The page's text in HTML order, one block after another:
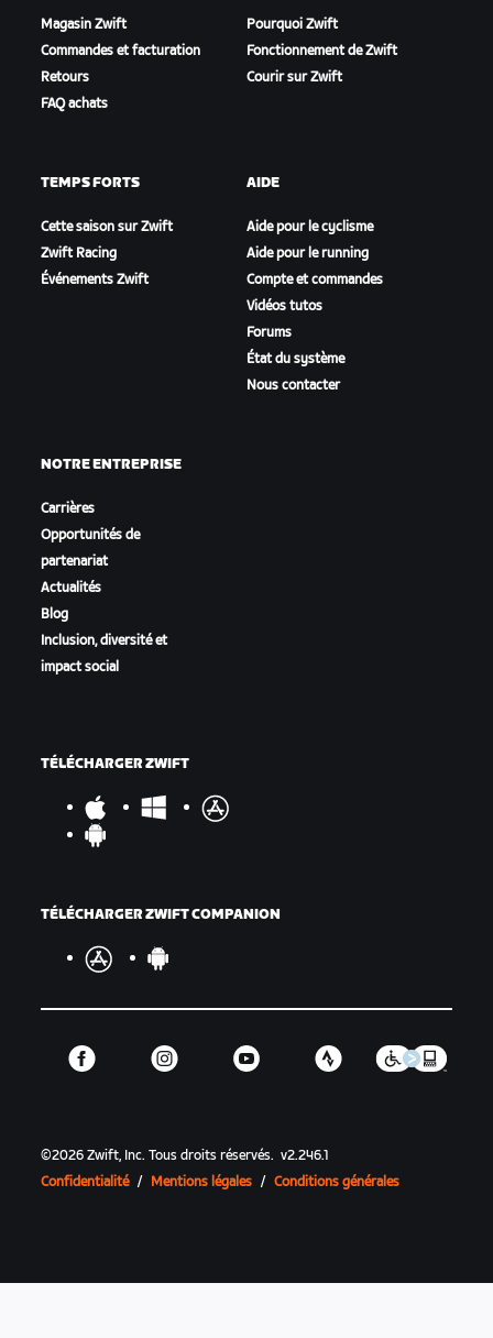
Magasin Zwift
Commandes et facturation
Retours
FAQ achats
Pourquoi Zwift
Fonctionnement de Zwift
Courir sur Zwift
TEMPS FORTS
Cette saison sur Zwift
Zwift Racing
Événements Zwift
AIDE
Aide pour le cyclisme
Aide pour le running
Compte et commandes
Vidéos tutos
Forums
État du système
Nous contacter
NOTRE ENTREPRISE
Carrières
Opportunités de
partenariat
Actualités
Blog
Inclusion, diversité et
impact social
TÉLÉCHARGER ZWIFT
TÉLÉCHARGER ZWIFT COMPANION
©2026 Zwift, Inc.Tous droits réservés. v2.246.1
Confidentialité / Mentions légales / Conditions générales